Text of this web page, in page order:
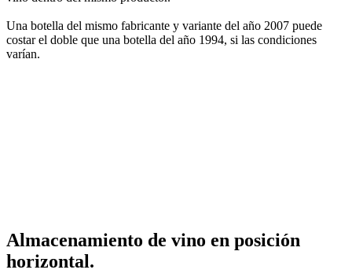
Una botella del mismo fabricante y variante del año 2007 puede
costar el doble que una botella del año 1994, si las condiciones
varían.
Almacenamiento de vino en posición
horizontal.